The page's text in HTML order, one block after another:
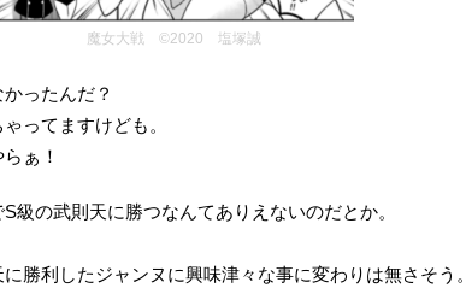
魔女大戦 ©2020 塩塚誠
ったんだ？
ってますけども。
ぁ！
級の武則天に勝つなんてありえないのだとか。
勝利したジャンヌに興味津々な事に変わりは無さそう。